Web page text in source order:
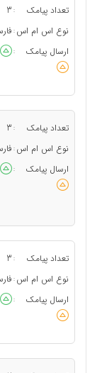
تعداد پیامک :
3
نوع اس ام اس :
ارسال پیامک
:
تعداد پیامک :
3
نوع اس ام اس :
ارسال پیامک
:
تعداد پیامک :
3
نوع اس ام اس :
ارسال پیامک
: